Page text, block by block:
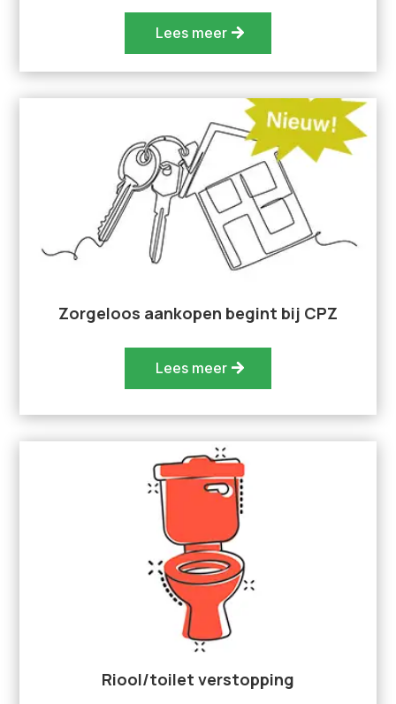
Lees meer
Zorgeloos aankopen begint bij CPZ
Lees meer
Riool/toilet verstopping